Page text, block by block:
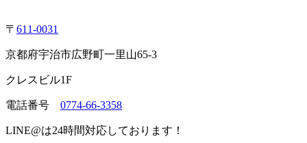
〒 611-0031
京都府宇治市広野町一里山65-3
クレスビル1F
電話番号 0774-66-3358
LINE@は24時間対応しております！